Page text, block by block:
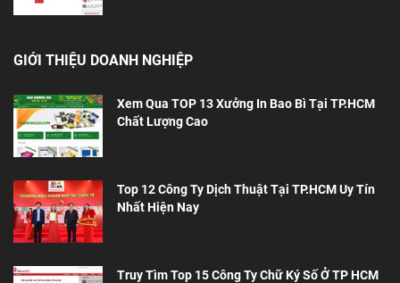
GIỚI THIỆU DOANH NGHIỆP
Xem Qua TOP 13 Xưởng In Bao Bì Tại TP.HCM
Chất Lượng Cao
Top 12 Công Ty Dịch Thuật Tại TP.HCM Uy Tín
Nhất Hiện Nay
Truy Tìm Top 15 Công Ty Chữ Ký Số Ở TP HCM